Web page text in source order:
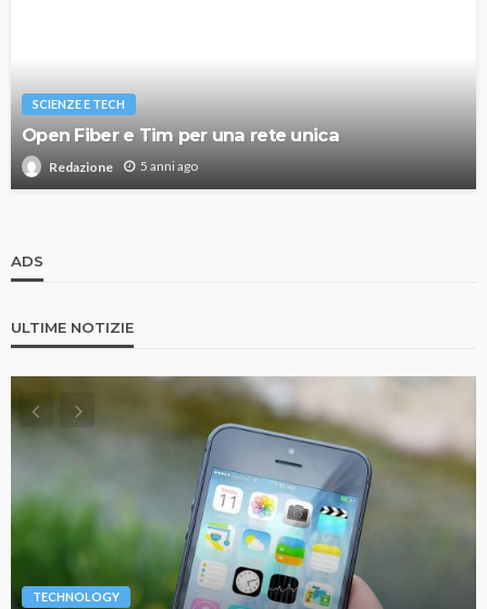
SCIENZE E TECH
Open Fiber e Tim per una rete unica
Redazione 5 anni ago
ADS
ULTIME NOTIZIE
TECHNOLOGY